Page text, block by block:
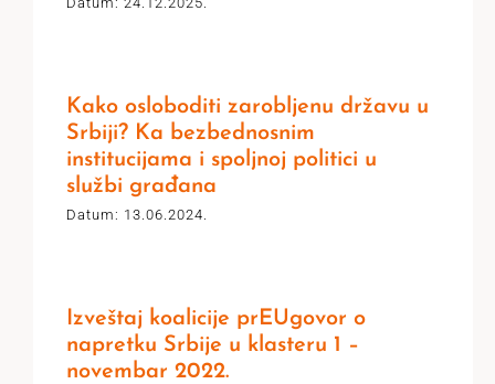
Kako osloboditi zarobljenu državu u
Srbiji? Ka bezbednosnim
institucijama i spoljnoj politici u
službi građana
Datum: 13.06.2024.
Izveštaj koalicije prEUgovor o
napretku Srbije u klasteru 1 –
novembar 2022.